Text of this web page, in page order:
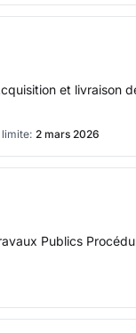
et livraison
limite: 2 mars 2026
Publics